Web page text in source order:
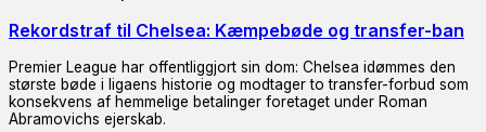
Rekordstraf til Chelsea: Kæmpebøde og transfer-ban
Premier League har offentliggjort sin dom: Chelsea idømmes den
største bøde i ligaens historie og modtager to transfer-forbud som
konsekvens af hemmelige betalinger foretaget under Roman
Abramovichs ejerskab.